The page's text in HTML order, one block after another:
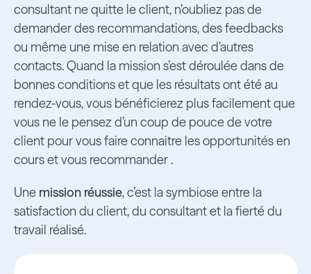
consultant ne quitte le client, n’oubliez pas de
demander des recommandations, des feedbacks
ou même une mise en relation avec d’autres
contacts. Quand la mission s’est déroulée dans de
bonnes conditions et que les résultats ont été au
rendez-vous, vous bénéficierez plus facilement que
vous ne le pensez d’un coup de pouce de votre
client pour vous faire connaitre les opportunités en
cours et vous recommander .
Une mission réussie, c’est la symbiose entre la
satisfaction du client, du consultant et la fierté du
travail réalisé.